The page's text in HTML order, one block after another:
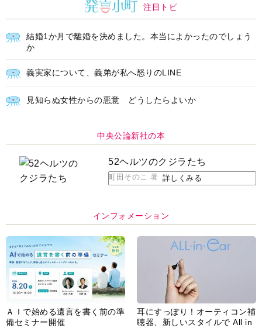
注目トピ
結婚1か月で離婚を決めました。本当によかったのでしょう
か
義実家について、義弟が私へ怒りのLINE
見知らぬ女性からの悪意 どうしたらよいか
中央公論新社の本
52ヘルツのクジラたち
町田そのこ 著 詳しくみる
インフォメーション
ＡＩで始める遺言を書く前の準
備セミナー開催
耳にすっぽり！オーティコン補
聴器、新しいスタイルで All in